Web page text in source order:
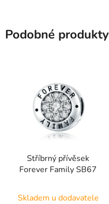
Podobné produkty
Stříbrný přívěsek
Forever Family SB67
Skladem u dodavatele